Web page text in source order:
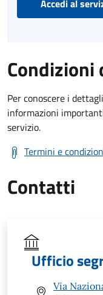
Accedi al
Condizioni
Per conoscere i
informazioni
servizio.
Termini e
Contatti
Ufficio
Via